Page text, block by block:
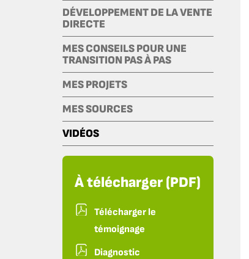
DÉVELOPPEMENT DE LA VENTE
DIRECTE
MES CONSEILS POUR UNE
TRANSITION PAS À PAS
MES PROJETS
MES SOURCES
VIDÉOS
À télécharger (PDF)
Télécharger le
témoignage
Diagnostic